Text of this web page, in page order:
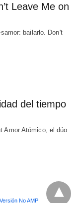
Leave Me on
bailarlo. Don't
del tiempo
Amor Atómico, el dúo
No AMP